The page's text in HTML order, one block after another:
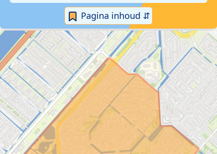
Pagina inhoud ⇵